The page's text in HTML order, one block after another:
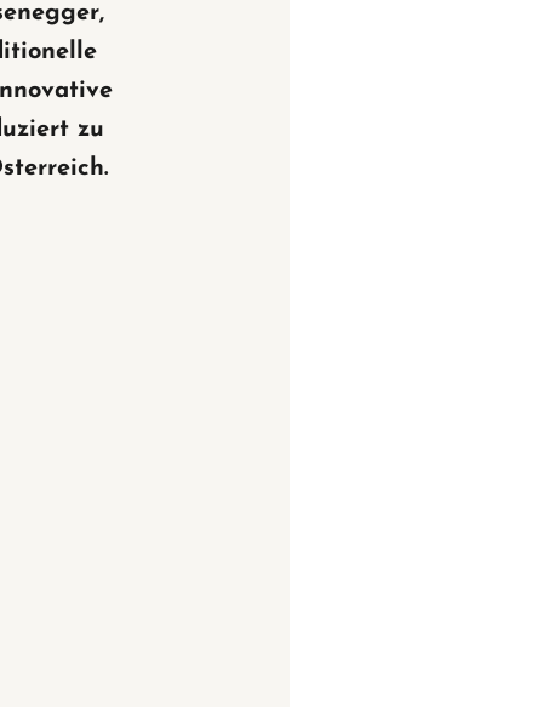
zu